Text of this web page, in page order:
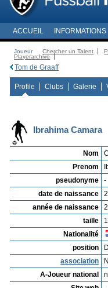
ACCUEIL INFORMATIONS
Joueur Chercher un Talent
Playerarchive
Tom de Graaff
Profile Clubs Galerie
Ibrahima Camara
Nom
Prenom
pseudonyme
-
date de naissance
année de naissance
taille
Nationalité
position
association
A-Joueur national